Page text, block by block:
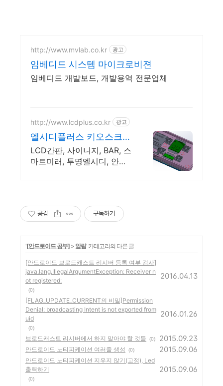
http://www.mvlab.co.kr 광고
임베디드 시스템 마이크로비젼
임베디드 개발보드, 개발용역 전문업체
http://www.lcdplus.co.kr 광고
엘시디플러스 키오스크방
수함체
LCD간판, 사이니지, BAR, 스
마트미러, 투명엘시디, 안드
공감 구독하기
'[안드로이드 공부] > 알림' 카테고리의 다른 글
[안드로이드 브로드캐스트 리시버 등록 여부 검사]
java.lang.IllegalArgumentException: Receiver n
ot registered:
(0)
2016.04.13
[FLAG_UPDATE_CURRENT의 비밀]Permission
Denial: broadcasting Intent is not exported from
uid
(0)
2016.01.26
브로드캐스트 리시버에서 하지 말아야 할 것들 (0) 2015.09.23
안드로이드 노티피케이션 여러줄 생성 (0) 2015.09.06
안드로이드 노티피케이션 지우지 않기(고정), Led
출력하기
(0)
2015.09.06